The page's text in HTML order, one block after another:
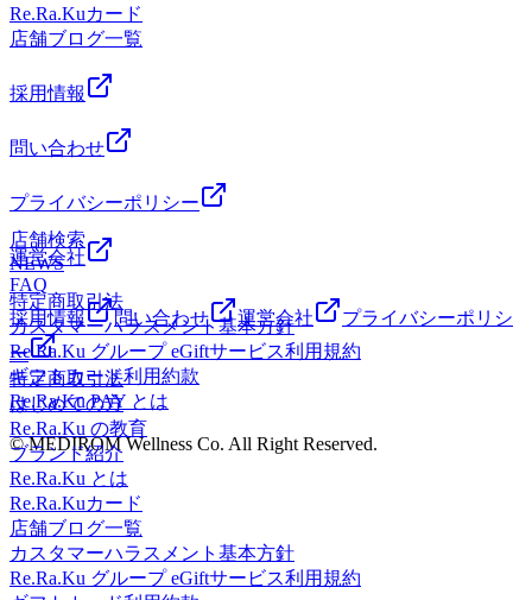
Re.Ra.Kuカード
店舗ブログ一覧
採用情報
問い合わせ
プライバシーポリシー
運営会社
特定商取引法
カスタマーハラスメント基本方針
Re.Ra.Ku グループ eGiftサービス利用規約
ギフトカード利用約款
Re.Ra.Ku PAY とは
© MEDIROM Wellness Co. All Right Reserved.
店舗検索
NEWS
FAQ
採用情報
問い合わせ 運営会社
プライバシーポリシ
ー
特定商取引法
はじめての方
Re.Ra.Ku の教育
ブランド紹介
Re.Ra.Ku とは
Re.Ra.Kuカード
店舗ブログ一覧
カスタマーハラスメント基本方針
Re.Ra.Ku グループ eGiftサービス利用規約